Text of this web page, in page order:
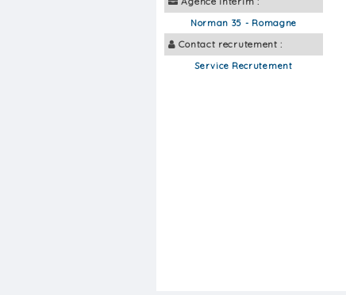
Norman 35 - Romagne
Contact recrutement :
Service Recrutement